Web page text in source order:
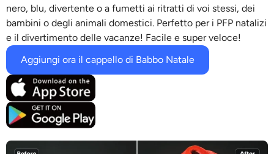
Generatore di danza AI
Modelli di intelligenza artificiale supportati
Seedance 2.0 Kling 2.6 Motion Control Veo 3.1
Sora 2.0 Kling 2.6 Pro Kling 2.1 Master
Wan 2.5
Nano Banana Flusso Kontext
Rimozione oggetti
Rimozione filigrana
Rimozione sfondo
Sfondo AI
Restauro fotografico
nero, blu, divertente o a fumetti ai ritratti di voi stessi, dei
bambini o degli animali domestici. Perfetto per i PFP natalizi
e il divertimento delle vacanze! Facile e super veloce!
Aggiungi ora il cappello di Babbo Natale